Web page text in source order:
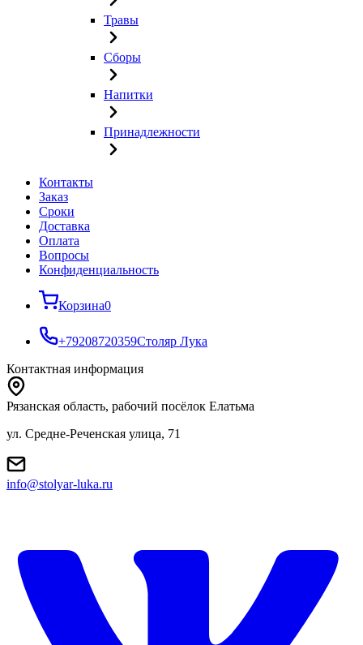
Травы
Сборы
Напитки
Принадлежности
Контакты
Заказ
Cроки
Доставка
Оплата
Вопросы
Конфиденциальность
Корзина0
+79208720359Столяр Лука
Контактная информация
Рязанская область, рабочий посёлок Елатьма
ул. Средне-Реченская улица, 71
info@stolyar-luka.ru